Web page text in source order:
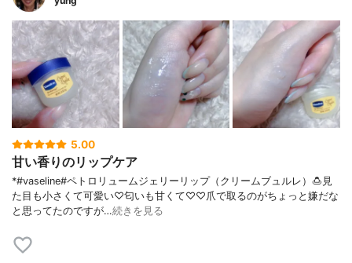
5.00
甘い香りのリップケア
*#vaseline#ペトロリュームジェリーリップ（クリームブュルレ）🍮⁡見
た目も小さくて可愛い♡匂いも甘くて♡♡⁡爪で取るのがちょっと嫌だな
と思ってたのですが…続きを見る